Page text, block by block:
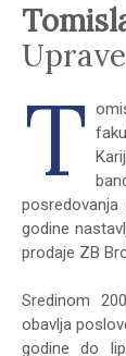
Uprave
T
godine
prodaje ZB
Sredinom
obavlja
godine do